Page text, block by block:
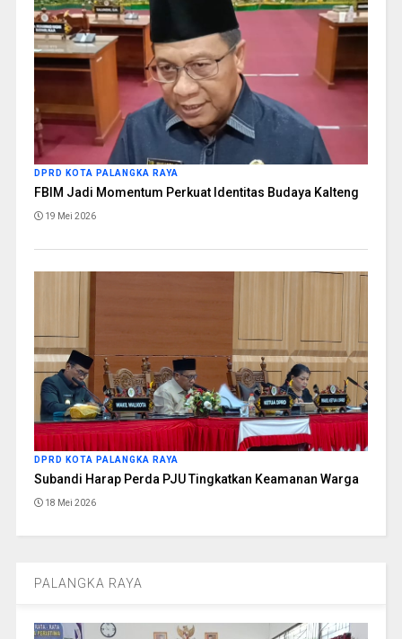
DPRD KOTA PALANGKA RAYA
FBIM Jadi Momentum Perkuat Identitas Budaya Kalteng
19 Mei 2026
DPRD KOTA PALANGKA RAYA
Subandi Harap Perda PJU Tingkatkan Keamanan Warga
18 Mei 2026
PALANGKA RAYA